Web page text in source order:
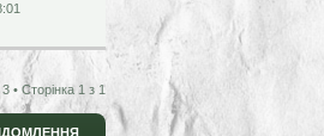
• Сторінка 1 з 1